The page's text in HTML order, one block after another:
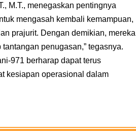
M.T., menegaskan pentingnya
mengasah kembali kemampuan,
prajurit. Dengan demikian, mereka
penugasan,” tegasnya.
971 berharap dapat terus
kesiapan operasional dalam